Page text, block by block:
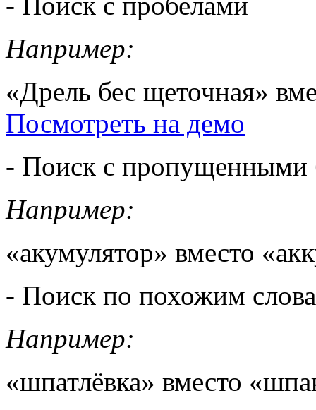
Например:
«Дрель бес щеточная»
Посмотреть на демо
- Поиск с пропущенными
Например:
«акумулятор» вместо
- Поиск по похожим
Например:
«шпатлёвка» вместо